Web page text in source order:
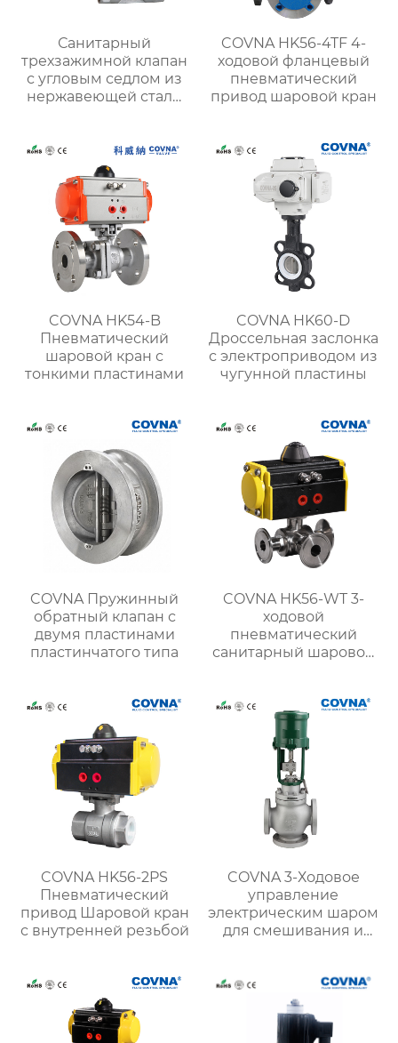
Санитарный
трехзажимной клапан
с угловым седлом из
нержавеющей стали
COVNA HK56-4TF 4-
ходовой фланцевый
пневматический
привод шаровой кран
COVNA HK54-B
Пневматический
шаровой кран с
тонкими пластинами
COVNA HK60-D
Дроссельная заслонка
с электроприводом из
чугунной пластины
COVNA Пружинный
обратный клапан с
двумя пластинами
пластинчатого типа
COVNA HK56-WT 3-
ходовой
пневматический
санитарный шаровой
COVNA HK56-2PS
Пневматический
привод Шаровой кран
с внутренней резьбой
COVNA 3-Ходовое
управление
электрическим шаром
для смешивания и